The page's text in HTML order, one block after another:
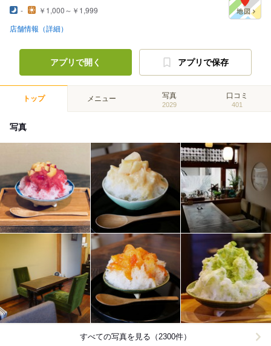
- ￥1,000～￥1,999
店舗情報（詳細）
アプリで開く アプリで保存
トップ メニュー 写真
2029
口コミ
401
写真
すべての写真を見る（2300件）